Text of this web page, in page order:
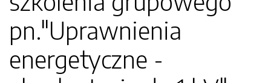
pn."Uprawnienia
energetyczne -